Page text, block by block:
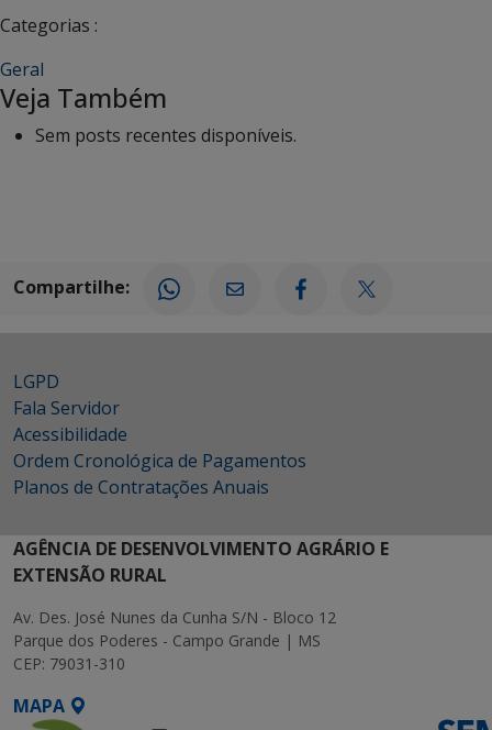
Categorias :
Geral
Veja Também
Sem posts recentes disponíveis.
Compartilhe:
LGPD
Fala Servidor
Acessibilidade
Ordem Cronológica de Pagamentos
Planos de Contratações Anuais
AGÊNCIA DE DESENVOLVIMENTO AGRÁRIO E
EXTENSÃO RURAL
Av. Des. José Nunes da Cunha S/N - Bloco 12
Parque dos Poderes - Campo Grande | MS
CEP: 79031-310
MAPA